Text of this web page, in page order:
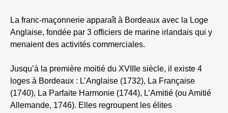
La franc-maçonnerie apparaît à Bordeaux avec la Loge
Anglaise, fondée par 3 officiers de marine irlandais qui y
menaient des activités commerciales.
Jusqu’à la première moitié du XVIIIe siècle, il existe 4
loges à Bordeaux : L’Anglaise (1732), La Française
(1740), La Parfaite Harmonie (1744), L’Amitié (ou Amitié
Allemande, 1746). Elles regroupent les élites